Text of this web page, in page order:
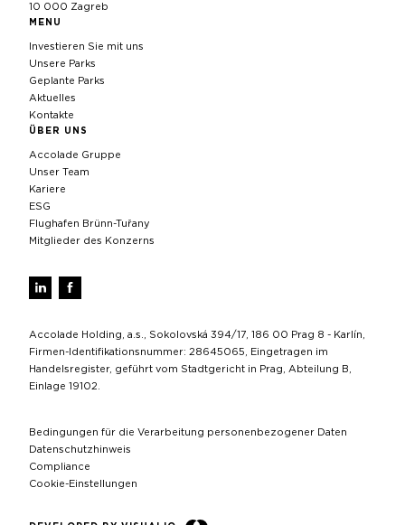
10 000 Zagreb
MENU
Investieren Sie mit uns
Unsere Parks
Geplante Parks
Aktuelles
Kontakte
ÜBER UNS
Accolade Gruppe
Unser Team
Kariere
ESG
Flughafen Brünn-Tuřany
Mitglieder des Konzerns
Accolade Holding, a.s., Sokolovská 394/17, 186 00 Prag 8 - Karlín,
Firmen-Identifikationsnummer: 28645065, Eingetragen im
Handelsregister, geführt vom Stadtgericht in Prag, Abteilung B,
Einlage 19102.
Bedingungen für die Verarbeitung personenbezogener Daten
Datenschutzhinweis
Compliance
Cookie-Einstellungen